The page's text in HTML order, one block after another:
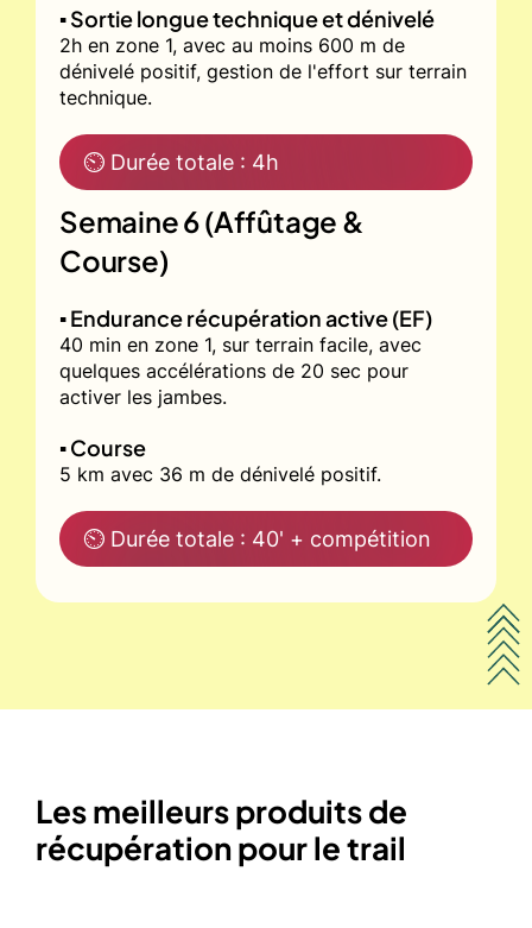
▪️ Sortie longue technique et dénivelé
2h en zone 1, avec au moins 600 m de
dénivelé positif, gestion de l'effort sur terrain
technique.
⏲ Durée totale : 4h
Semaine 6 (Affûtage &
Course)
▪️ Endurance récupération active (EF)
40 min en zone 1, sur terrain facile, avec
quelques accélérations de 20 sec pour
activer les jambes.
▪️ Course
5 km avec 36 m de dénivelé positif.
⏲ Durée totale : 40' + compétition
Les meilleurs produits de
récupération pour le trail